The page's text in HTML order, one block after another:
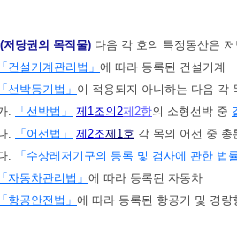
저당권의 목적물) 다음 각 호의 특정동산은
「건설기계관리법」 에 따라 등록된 건설기계
「선박등기법」 이 적용되지 아니하는 다음 각
.
「선박법」 제1조의2제2항의 소형선박 중
.
「어선법」 제2조제1호 각 목의 어선 중 총
.
「수상레저기구의 등록 및 검사에 관한 법률
「자동차관리법」 에 따라 등록된 자동차
「항공안전법」 에 따라 등록된 항공기 및 경량